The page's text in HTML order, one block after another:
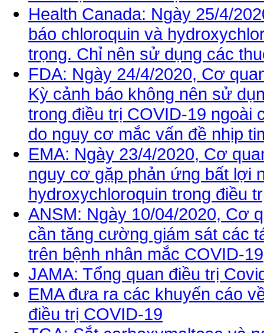
Health Canada: Ngày 25/4/
báo chloroquin và
trọng. Chỉ nên sử dụng các
FDA: Ngày 24/4/2020, Cơ
Kỳ cảnh báo không nên sử
trong điều trị COVID-19
do nguy cơ mắc vấn đề nhịp
EMA: Ngày 23/4/2020, Cơ
nguy cơ gặp phản ứng bất lợi
hydroxychloroquin trong điều
ANSM: Ngày 10/04/2020, Cơ
cần tăng cường giám sát các
trên bệnh nhân mắc COVID-19
JAMA: Tổng quan điều trị
EMA đưa ra các khuyến cáo
điều trị COVID-19